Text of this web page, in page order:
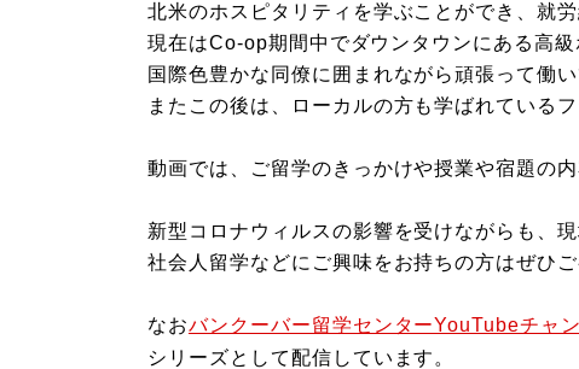
北米のホスピタリティを学ぶことができ、就
現在はCo-op期間中でダウンタウンにある高
国際色豊かな同僚に囲まれながら頑張って働い
またこの後は、ローカルの方も学ばれている
動画では、ご留学のきっかけや授業や宿題の
新型コロナウィルスの影響を受けながらも、
社会人留学などにご興味をお持ちの方はぜひご
なおバンクーバー留学センターYouTubeチャ
シリーズとして配信しています。